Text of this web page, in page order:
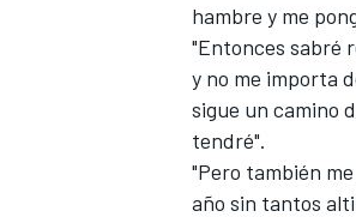
hambre y me
"Entonces sabré
y no me importa
sigue un camino
tendré".
"Pero también
año sin tantos